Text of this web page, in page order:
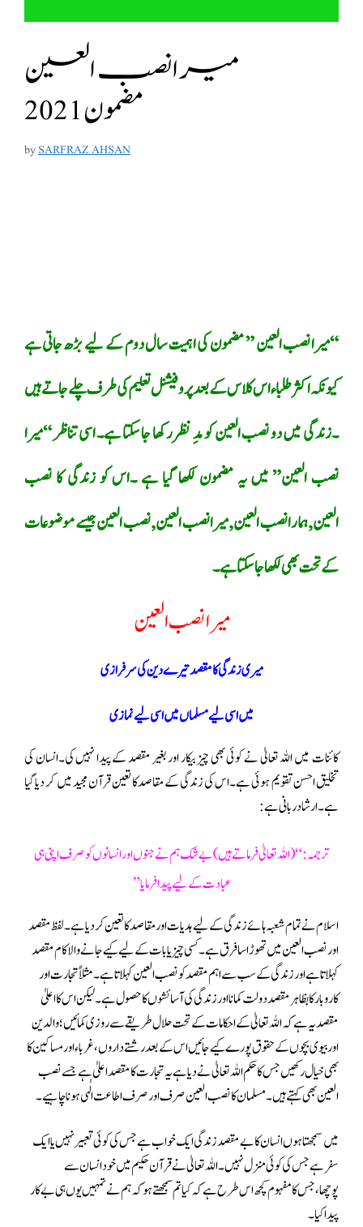
میرا نصب العین
مضمون 2021
bySARFRAZ AHSAN
“میرا نصب العین ” مضمون کی اہمیت سال دوم کے لیے بڑھ جاتی ہے
کیونکہ اکثر طلباء اس کلاس کے بعد پروفیشنل تعلیم کی طرف چلے جاتے ہیں
۔زندگی میں دو نصب العین کو مدِ نظر رکھا جا سکتا ہے۔ اسی تناظر “میرا
نصب العین” میں یہ مضمون لکھا گیا ہے ۔اس کو زندگی کا نصب
العین,ہمارا نصب العین,میرا نصب العین ,نصب العین جیسے موضوعات
کے تحت بھی لکھا جا سکتا ہے۔
میرا نصب العین
میری زندگی کا مقصد تیرے دین کی سرفرازی
میں اسی لیے مسلماں میں اسی لیے نمازی
کائنات میں اللہ تعالیٰ نے کوئی بھی چیز بیکار اور بغیر مقصد کے پیدا نہیں کی۔انسان کی
تخلیق احسن تقویم ہوئی ہے۔اس کی زندگی کے مقاصد کا تعین قرآن مجید میں کر دیا گیا
ہے ۔ارشاد ربانی ہے:
تر جمہ : “(اللہ تعالیٰ فرماتے ہیں) بے شک ہم نے جنوں اور انسانوں کو صرف اپنی ہی
عبادت کے لیے پیدا فرمایا”
اسلام نے تمام شعبہ ہائے زندگی کےلیے ہدیات اور مقاصد کا تعین کر دیا ہے ۔ لفظ مقصد
اور نصب العین میں تھوڑا سا فرق ہے ۔ کسی چیز یا بات کے لیے کیے جانے والا کام مقصد
کہلاتا ہے اور زندگی کے سب سے اہم مقصد کو نصب العین کہلاتا ہے ۔ مثلاً تجارت اور
کاروبار کا بظاہر مقصد دولت کمانا اور زندگی کی آسائشوں کا حصول ہے ۔ لیکن اس کا اعلیٰ
مقصد یہ ہے کہ اللہ تعالیٰ کے احکامات کے تحت حلال طریقے سے روزی کمائیں ؛ والدین
اور بیوی بچوں کے حقوق پورے کیے جائیں اس کے بعد رشتے داروں ، غرباء اور مساکین کا
بھی خیال رکھیں جس کا حکم اللہ تعالیٰ نے دیا ہے یہ تجارت کا مقصد اعلیٰ ہے جسے نصب
العین بھی کہتے ہیں ۔مسلمان کا نصب العین صرف اور صرف اطاعت الٰہی ہونا چاہیے۔
میں سمجھتا ہوں انسان کا بے مقصد زندگی ایک خواب ہے جس کی کوئی تعبیر نہیں یا ایک
سفر ہے جس کی کوئی منزل نہیں ۔ اللہ تعالیٰ نے قرآن حکیم میں خود انسان سے
پوچھا،جس کا مفہوم کچھ اس طرح ہے کہ کیا تم سمجھتے ہو کہ ہم نے تمہیں یوں ہی بے کار
پیدا کیا۔